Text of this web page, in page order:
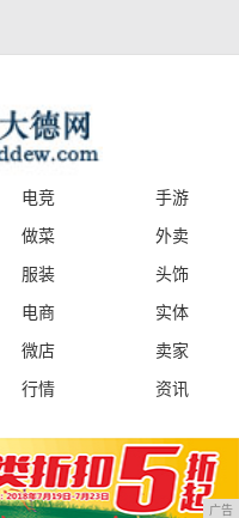
电竞
手游
做菜
外卖
服装
头饰
电商
实体
微店
卖家
行情 资讯
广告